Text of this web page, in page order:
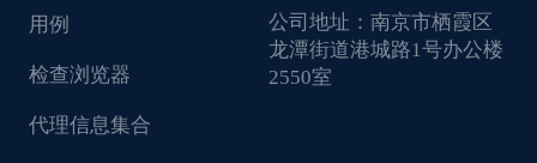
用例
检查浏览器
代理信息集合
公司地址： 南京市栖霞区
龙潭街道港城路1号办公楼
2550室